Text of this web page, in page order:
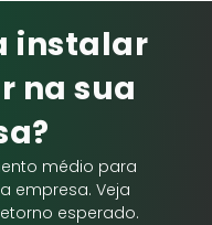
instalar
na sua
médio para
empresa. Veja
esperado.